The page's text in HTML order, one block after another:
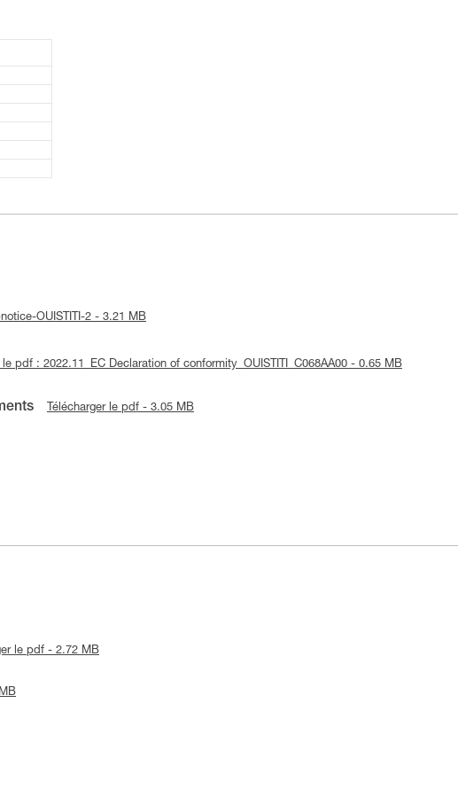
OUISTITI-2 - 3.21 MB
le pdf : 2022.11_EC Declaration of conformity_OUISTITI_C068AA00 - 0.65 MB
Télécharger le pdf - 3.05 MB
le pdf - 2.72 MB